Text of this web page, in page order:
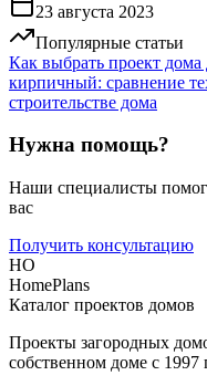
23 августа 2023
Популярные статьи
Как выбрать проект дома
кирпичный: сравнение
строительстве дома
Нужна помощь?
Наши специалисты
вас
Получить консультацию
HO
HomePlans
Каталог проектов домов
Проекты загородных
собственном доме с 1997